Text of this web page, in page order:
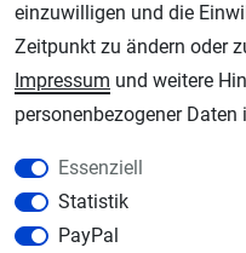
Schmincke-City.de
Schmincke Künstlerfarben das
Plotter-City.com
Schneideplotter, Transferpressen,
Modellbau-City.com
einzuwilligen und die
Zeitpunkt zu ändern oder
Impressum und weitere
personenbezogener Daten
Essenziell
Statistik
PayPal